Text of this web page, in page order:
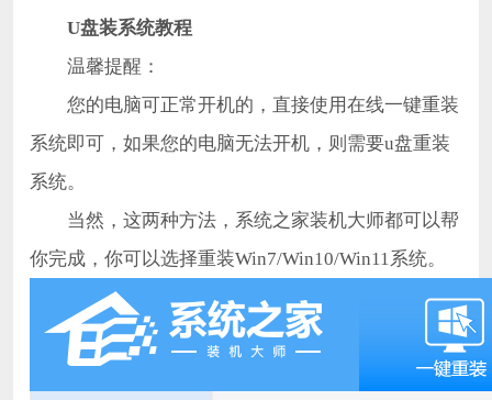
U盘装系统教程
温馨提醒：
您的电脑可正常开机的，直接使用在线一键重装
系统即可，如果您的电脑无法开机，则需要u盘重装
系统。
当然，这两种方法，系统之家装机大师都可以帮
你完成，你可以选择重装Win7/Win10/Win11系统。